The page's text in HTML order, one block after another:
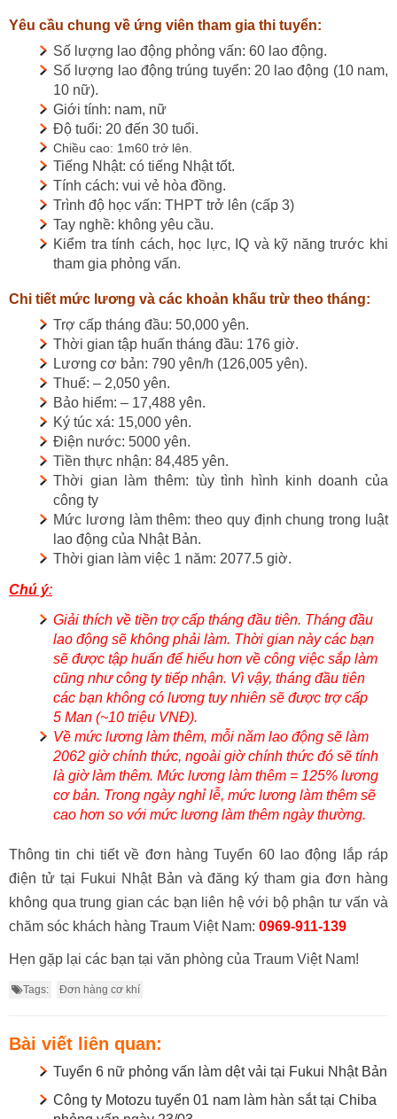
Yêu cầu chung về ứng viên tham gia thi tuyển:
Số lượng lao động phỏng vấn: 60 lao động.
Số lượng lao động trúng tuyển: 20 lao động (10 nam,
10 nữ).
Giới tính: nam, nữ
Độ tuổi: 20 đến 30 tuổi.
Chiều cao: 1m60 trở lên.
Tiếng Nhật: có tiếng Nhật tốt.
Tính cách: vui vẻ hòa đồng.
Trình độ học vấn: THPT trở lên (cấp 3)
Tay nghề: không yêu cầu.
Kiểm tra tính cách, học lực, IQ và kỹ năng trước khi
tham gia phỏng vấn.
Chi tiết mức lương và các khoản khấu trừ theo tháng:
Trợ cấp tháng đầu: 50,000 yên.
Thời gian tập huấn tháng đầu: 176 giờ.
Lương cơ bản: 790 yên/h (126,005 yên).
Thuế: – 2,050 yên.
Bảo hiểm: – 17,488 yên.
Ký túc xá: 15,000 yên.
Điện nước: 5000 yên.
Tiền thực nhận: 84,485 yên.
Thời gian làm thêm: tùy tình hình kinh doanh của
công ty
Mức lương làm thêm: theo quy định chung trong luật
lao động của Nhật Bản.
Thời gian làm việc 1 năm: 2077.5 giờ.
Chú ý:
Giải thích về tiền trợ cấp tháng đầu tiên. Tháng đầu
lao động sẽ không phải làm. Thời gian này các bạn
sẽ được tập huấn để hiểu hơn về công việc sắp làm
cũng như công ty tiếp nhận. Vì vậy, tháng đầu tiên
các bạn không có lương tuy nhiên sẽ được trợ cấp
5 Man (~10 triệu VNĐ).
Về mức lương làm thêm, mỗi năm lao động sẽ làm
2062 giờ chính thức, ngoài giờ chính thức đó sẽ tính
là giờ làm thêm. Mức lương làm thêm = 125% lương
cơ bản. Trong ngày nghỉ lễ, mức lương làm thêm sẽ
cao hơn so với mức lương làm thêm ngày thường.
Thông tin chi tiết về đơn hàng Tuyển 60 lao động lắp ráp
điện tử tại Fukui Nhật Bản và đăng ký tham gia đơn hàng
không qua trung gian các bạn liên hệ với bộ phận tư vấn và
chăm sóc khách hàng Traum Việt Nam: 0969-911-139
Hẹn gặp lại các bạn tại văn phòng của Traum Việt Nam!
Tags: Đơn hàng cơ khí
Bài viết liên quan:
Tuyển 6 nữ phỏng vấn làm dệt vải tại Fukui Nhật Bản
Công ty Motozu tuyển 01 nam làm hàn sắt tại Chiba